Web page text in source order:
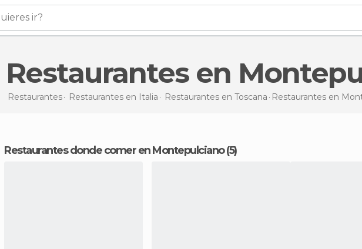
ir?
Restaurantes en
Restaurantes Restaurantes en Italia Restaurantes en Toscana Restaurantes en
Restaurantes donde comer en Montepulciano (5)